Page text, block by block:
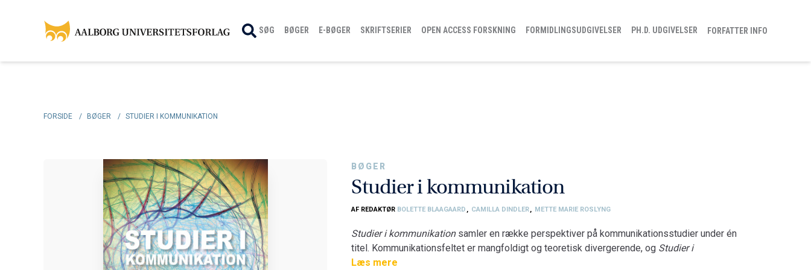
SØG BØGER E-BØGER SKRIFTSERIER OPEN ACCESS FORSKNING FORMIDLINGSUDGIVELSER PH.D. UDGIVELSER FORFATTER INFO
FORSIDE / BØGER / STUDIER I KOMMUNIKATION
BØGER
Studier i kommunikation
AF REDAKTØR BOLETTE BLAAGAARD, CAMILLA DINDLER, METTE MARIE ROSLYNG
Studier i kommunikationsamler en række perspektiver på kommunikationsstudier under én
titel. Kommunikationsfeltet er mangfoldigt og teoretisk divergerende, og Studier i
kommunikation
Læs mere